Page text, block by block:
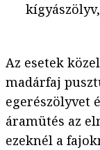
Az esetek
madárfaj
egerészölyvet
áramütés az
ezeknél a